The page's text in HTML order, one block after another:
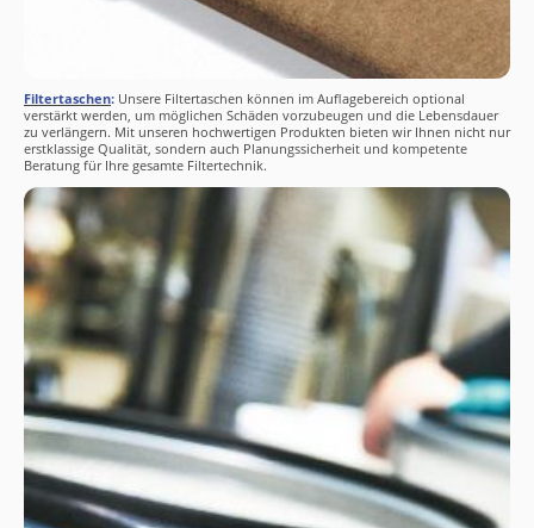
Filtertaschen: Unsere Filtertaschen können im Auflagebereich optional
verstärkt werden, um möglichen Schäden vorzubeugen und die Lebensdauer
zu verlängern. Mit unseren hochwertigen Produkten bieten wir Ihnen nicht nur
erstklassige Qualität, sondern auch Planungssicherheit und kompetente
Beratung für Ihre gesamte Filtertechnik.